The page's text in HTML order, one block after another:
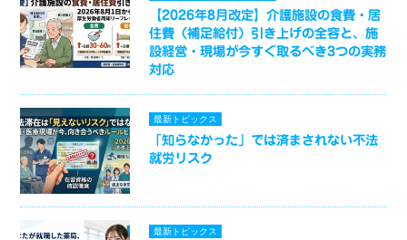
【2026年8月改定】介護施設の食費・居
住費（補足給付）引き上げの全容と、施
設経営・現場が今すぐ取るべき3つの実務
対応
最新トピックス
「知らなかった」では済まされない不法
就労リスク
最新トピックス